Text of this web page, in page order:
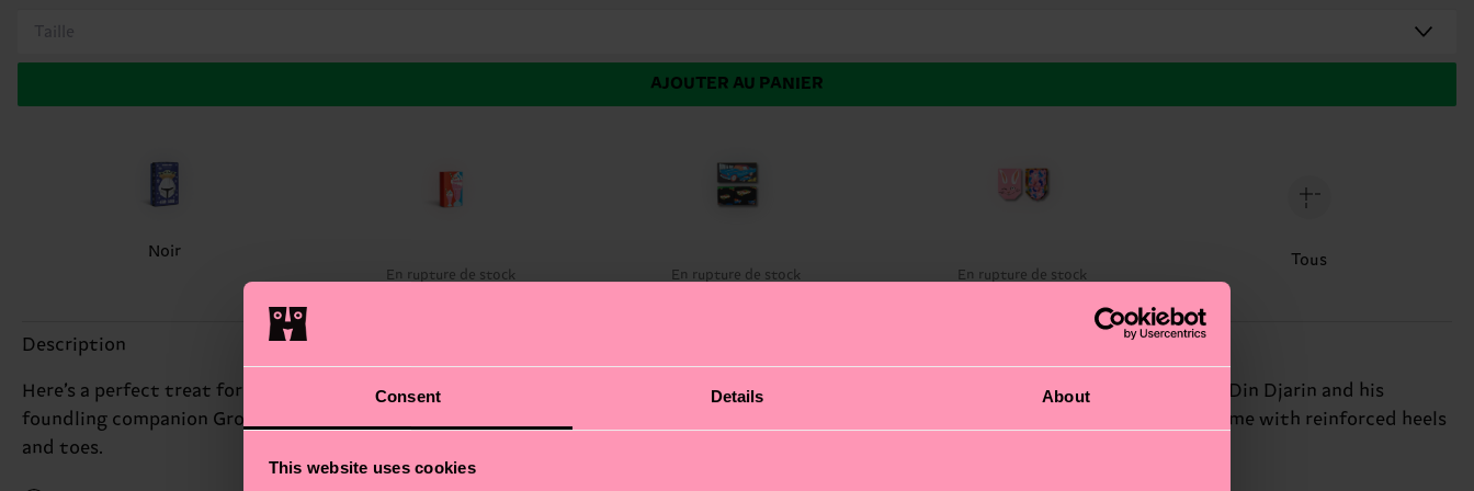
Consent Details About
This website uses cookies
Taille
AJOUTER AU PANIER
Noir
En rupture de stock En rupture de stock En rupture de stock
Tous
Description
Here’s a perfect treat for feet big and small! Go on exciting adventures together with these socks inspired by the legendary Mandalorian Din Djarin and his
foundling companion Grogu. Why not reenact some of their adventures? The socks are made from soft breathable combed cotton and come with reinforced heels
and toes.